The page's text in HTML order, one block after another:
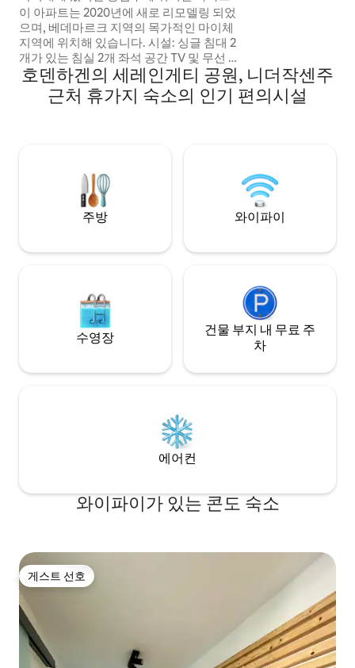
이 아파트는 2020년에 새로 리모델링 되었
으며, 베데마르크 지역의 목가적인 마이체
지역에 위치해 있습니다. 시설: 싱글 침대 2
개가 있는 침실 2개 좌석 공간 TV 및 무선 랜
냉장고, 냉동고, 오븐, 식기 세척기, 토스터,
주전자, 커피 머신이 있는 주방 샤워기, 헤어
드라이어가 있는 욕실 무료 주차 2대 야외
것이 매우 중심부
호덴하겐의 세레인게티 공원, 니더작센주
근처 휴가지 숙소의 인기 편의시설
주방 와이파이
수영장
건물 부지 내 무료 주
차
에어컨
와이파이가 있는 콘도 숙소
게스트 선호
게스트 선호